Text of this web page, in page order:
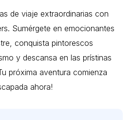
de viaje extraordinarias con
Sumérgete en emocionantes
conquista pintorescos
y descansa en las prístinas
próxima aventura comienza
ahora!